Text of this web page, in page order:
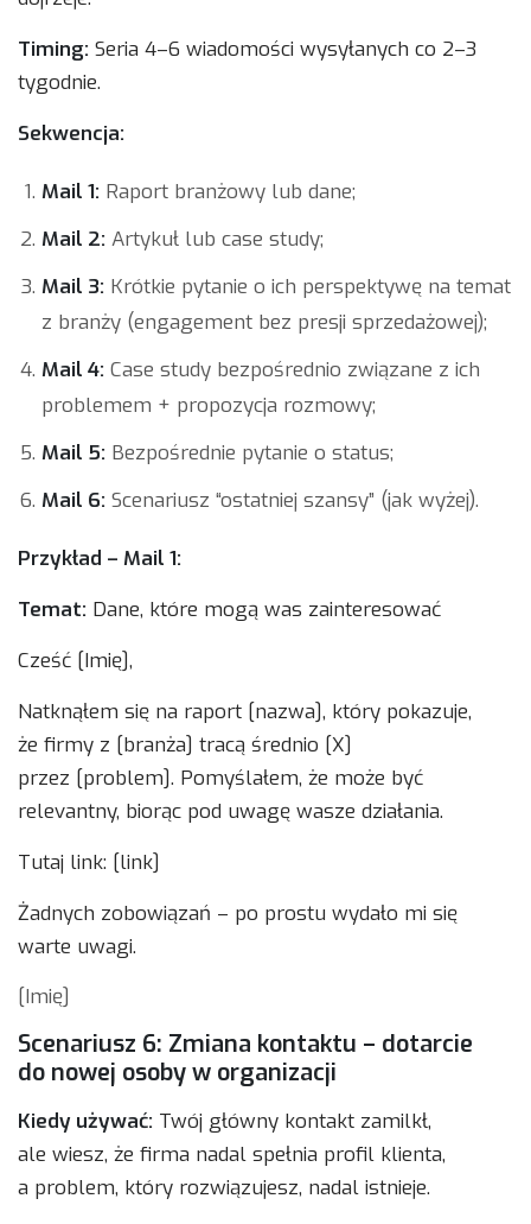
Timing: Seria 4–6 wiadomości wysyłanych co 2–3
tygodnie.
Sekwencja:
Mail 1: Raport branżowy lub dane;
Mail 2: Artykuł lub case study;
Mail 3: Krótkie pytanie o ich perspektywę na temat
z branży (engagement bez presji sprzedażowej);
Mail 4: Case study bezpośrednio związane z ich
problemem + propozycja rozmowy;
Mail 5: Bezpośrednie pytanie o status;
Mail 6: Scenariusz “ostatniej szansy” (jak wyżej).
Przykład – Mail 1:
Temat: Dane, które mogą was zainteresować
Cześć [Imię],
Natknąłem się na raport [nazwa], który pokazuje,
że firmy z [branża] tracą średnio [X]
przez [problem]. Pomyślałem, że może być
relevantny, biorąc pod uwagę wasze działania.
Tutaj link: [link]
Żadnych zobowiązań – po prostu wydało mi się
warte uwagi.
[Imię]
Scenariusz 6: Zmiana kontaktu – dotarcie
do nowej osoby w organizacji
Kiedy używać: Twój główny kontakt zamilkł,
ale wiesz, że firma nadal spełnia profil klienta,
a problem, który rozwiązujesz, nadal istnieje.